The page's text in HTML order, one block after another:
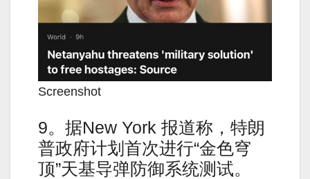
Screenshot
9。据New York 报道称，特朗
普政府计划首次进行“金色穹
顶”天基导弹防御系统测试。